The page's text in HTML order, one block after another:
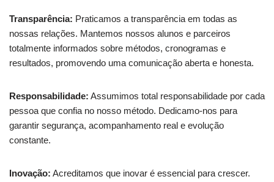
Transparência: Praticamos a transparência em todas as
nossas relações. Mantemos nossos alunos e parceiros
totalmente informados sobre métodos, cronogramas e
resultados, promovendo uma comunicação aberta e honesta.
Responsabilidade: Assumimos total responsabilidade por cada
pessoa que confia no nosso método. Dedicamo-nos para
garantir segurança, acompanhamento real e evolução
constante.
Inovação: Acreditamos que inovar é essencial para crescer.